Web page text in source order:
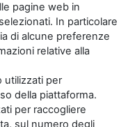
pagine web in
In particolare
di alcune preferenze
relative alla
utilizzati per
della piattaforma.
per raccogliere
sul numero degli